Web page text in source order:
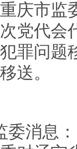
庆市监
党代会
罪问题
送。
消息：